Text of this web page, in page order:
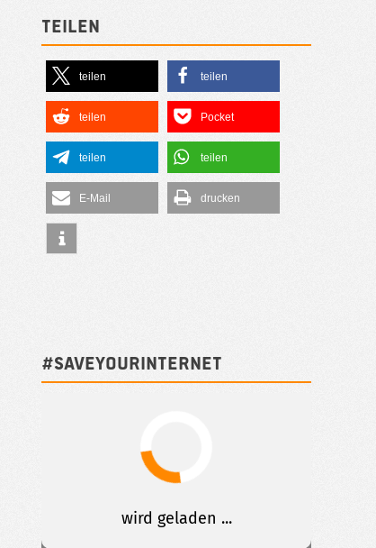
Teilen
teilen teilen
teilen Pocket
teilen teilen
E-Mail drucken
#SAVEYOURINTERNET